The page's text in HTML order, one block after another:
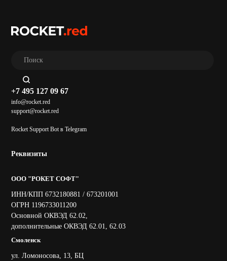
+7 495 127 09 67
info@rocket.red
support@rocket.red
Rocket Support Bot в Telegram
Реквизиты
ООО "РОКЕТ СОФТ"
ИНН/КПП 6732180881 / 673201001
ОГРН 1196733011200
Основной ОКВЭД 62.02,
дополнительные ОКВЭД 62.01, 62.03
Смоленск
ул. Ломоносова, 13, БЦ